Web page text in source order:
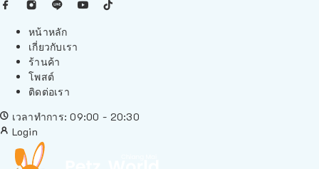
หน้าหลัก
เกี่ยวกับเรา
ร้านค้า
โพสต์
ติดต่อเรา
เวลาทำการ: 09:00 - 20:30
Login